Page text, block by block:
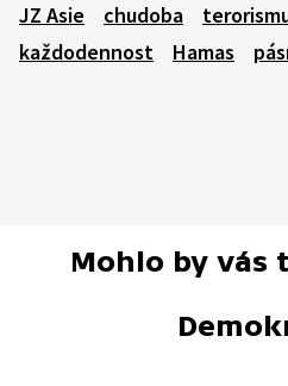
JZ Asie
chudoba
každodennost
Hamas
Mohlo by vás